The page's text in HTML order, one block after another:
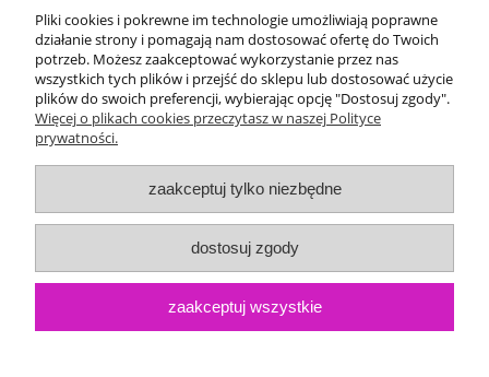
Moje konto
Gwarancja i zwroty
O firmie
Pliki cookies i pokrewne im technologie umożliwiają poprawne
działanie strony i pomagają nam dostosować ofertę do Twoich
potrzeb. Możesz zaakceptować wykorzystanie przez nas
wszystkich tych plików i przejść do sklepu lub dostosować użycie
plików do swoich preferencji, wybierając opcję "Dostosuj zgody".
Więcej o plikach cookies przeczytasz w naszej Polityce
prywatności.
zaakceptuj tylko niezbędne
dostosuj zgody
zaakceptuj wszystkie